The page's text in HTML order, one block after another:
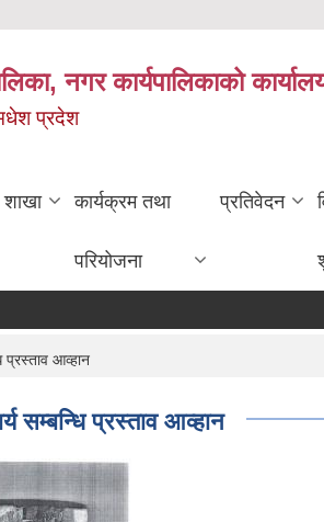
नगर कार्यपालिकाको
मधेश प्रदेश
शाखा कार्यक्रम तथा
परियोजना
प्रतिवेदन
प्रस्ताव आव्हान
सम्बन्धि प्रस्ताव आव्हान